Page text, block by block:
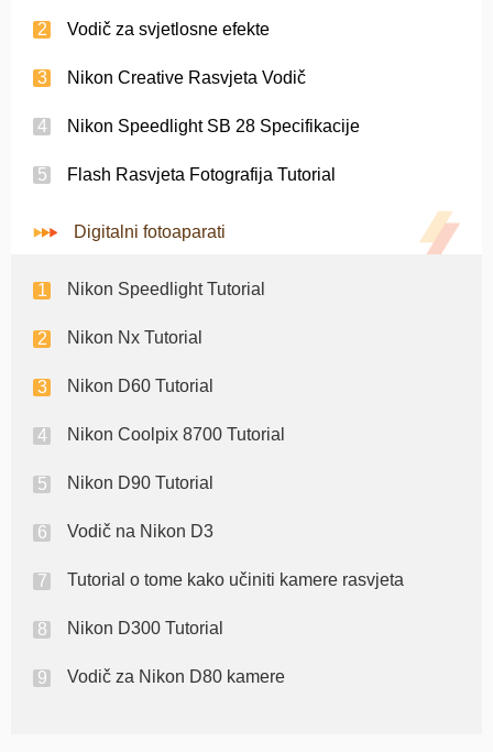
Vodič za svjetlosne efekte
Nikon Creative Rasvjeta Vodič
Nikon Speedlight SB 28 Specifikacije
Flash Rasvjeta Fotografija Tutorial
Digitalni fotoaparati
Nikon Speedlight Tutorial
Nikon Nx Tutorial
Nikon D60 Tutorial
Nikon Coolpix 8700 Tutorial
Nikon D90 Tutorial
Vodič na Nikon D3
Tutorial o tome kako učiniti kamere rasvjeta
Nikon D300 Tutorial
Vodič za Nikon D80 kamere